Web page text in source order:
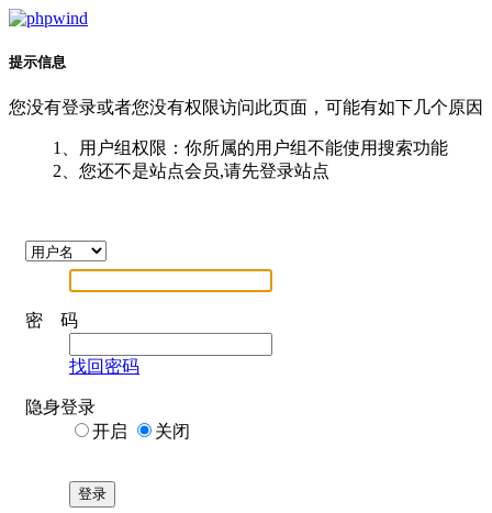
提示信息
您没有登录或者您没有权限访问此页面，可能有如下几个原因
1、用户组权限：你所属的用户组不能使用搜索功能
2、您还不是站点会员,请先登录站点
密 码
找回密码
隐身登录
开启
关闭
登录